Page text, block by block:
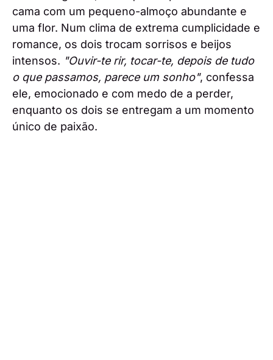
cama com um pequeno-almoço abundante e
uma flor. Num clima de extrema cumplicidade e
romance, os dois trocam sorrisos e beijos
intensos. "Ouvir-te rir, tocar-te, depois de tudo
o que passamos, parece um sonho", confessa
ele, emocionado e com medo de a perder,
enquanto os dois se entregam a um momento
único de paixão.